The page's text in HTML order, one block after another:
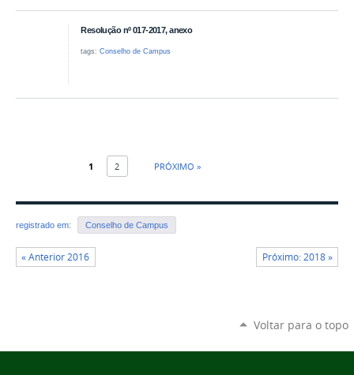
Resolução nº 017-2017, anexo
tags:Conselho de Campus
1 2 PRÓXIMO »
registrado em: Conselho de Campus
« Anterior 2016 Próximo: 2018 »
Voltar para o topo